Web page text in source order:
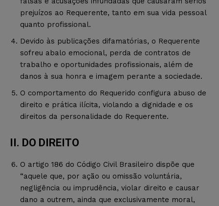
prejuízos ao Requerente, tanto em sua vida pessoal
quanto profissional.
Devido às publicações difamatórias, o Requerente
sofreu abalo emocional, perda de contratos de
trabalho e oportunidades profissionais, além de
danos à sua honra e imagem perante a sociedade.
O comportamento do Requerido configura abuso de
direito e prática ilícita, violando a dignidade e os
direitos da personalidade do Requerente.
II. DO DIREITO
O artigo 186 do Código Civil Brasileiro dispõe que
“aquele que, por ação ou omissão voluntária,
negligência ou imprudência, violar direito e causar
dano a outrem, ainda que exclusivamente moral,